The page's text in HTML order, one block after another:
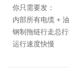
你只需要发：
内部所有电缆 +
钢制拖链行走总
运行速度快慢